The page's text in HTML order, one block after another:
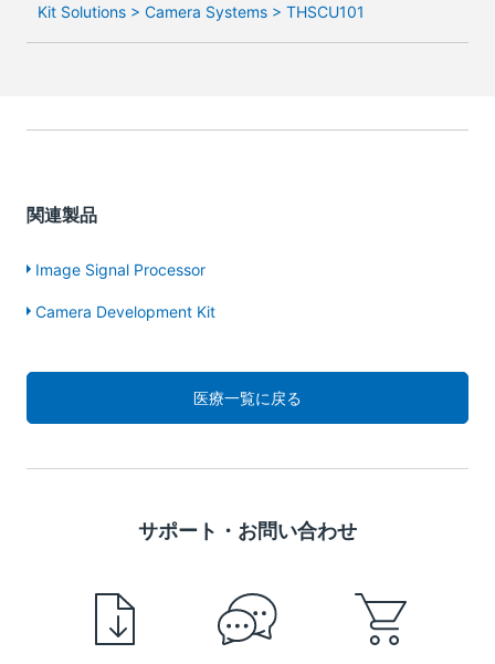
Kit Solutions > Camera Systems > THSCU101
関連製品
Image Signal Processor
Camera Development Kit
医療一覧に戻る
サポート・お問い合わせ